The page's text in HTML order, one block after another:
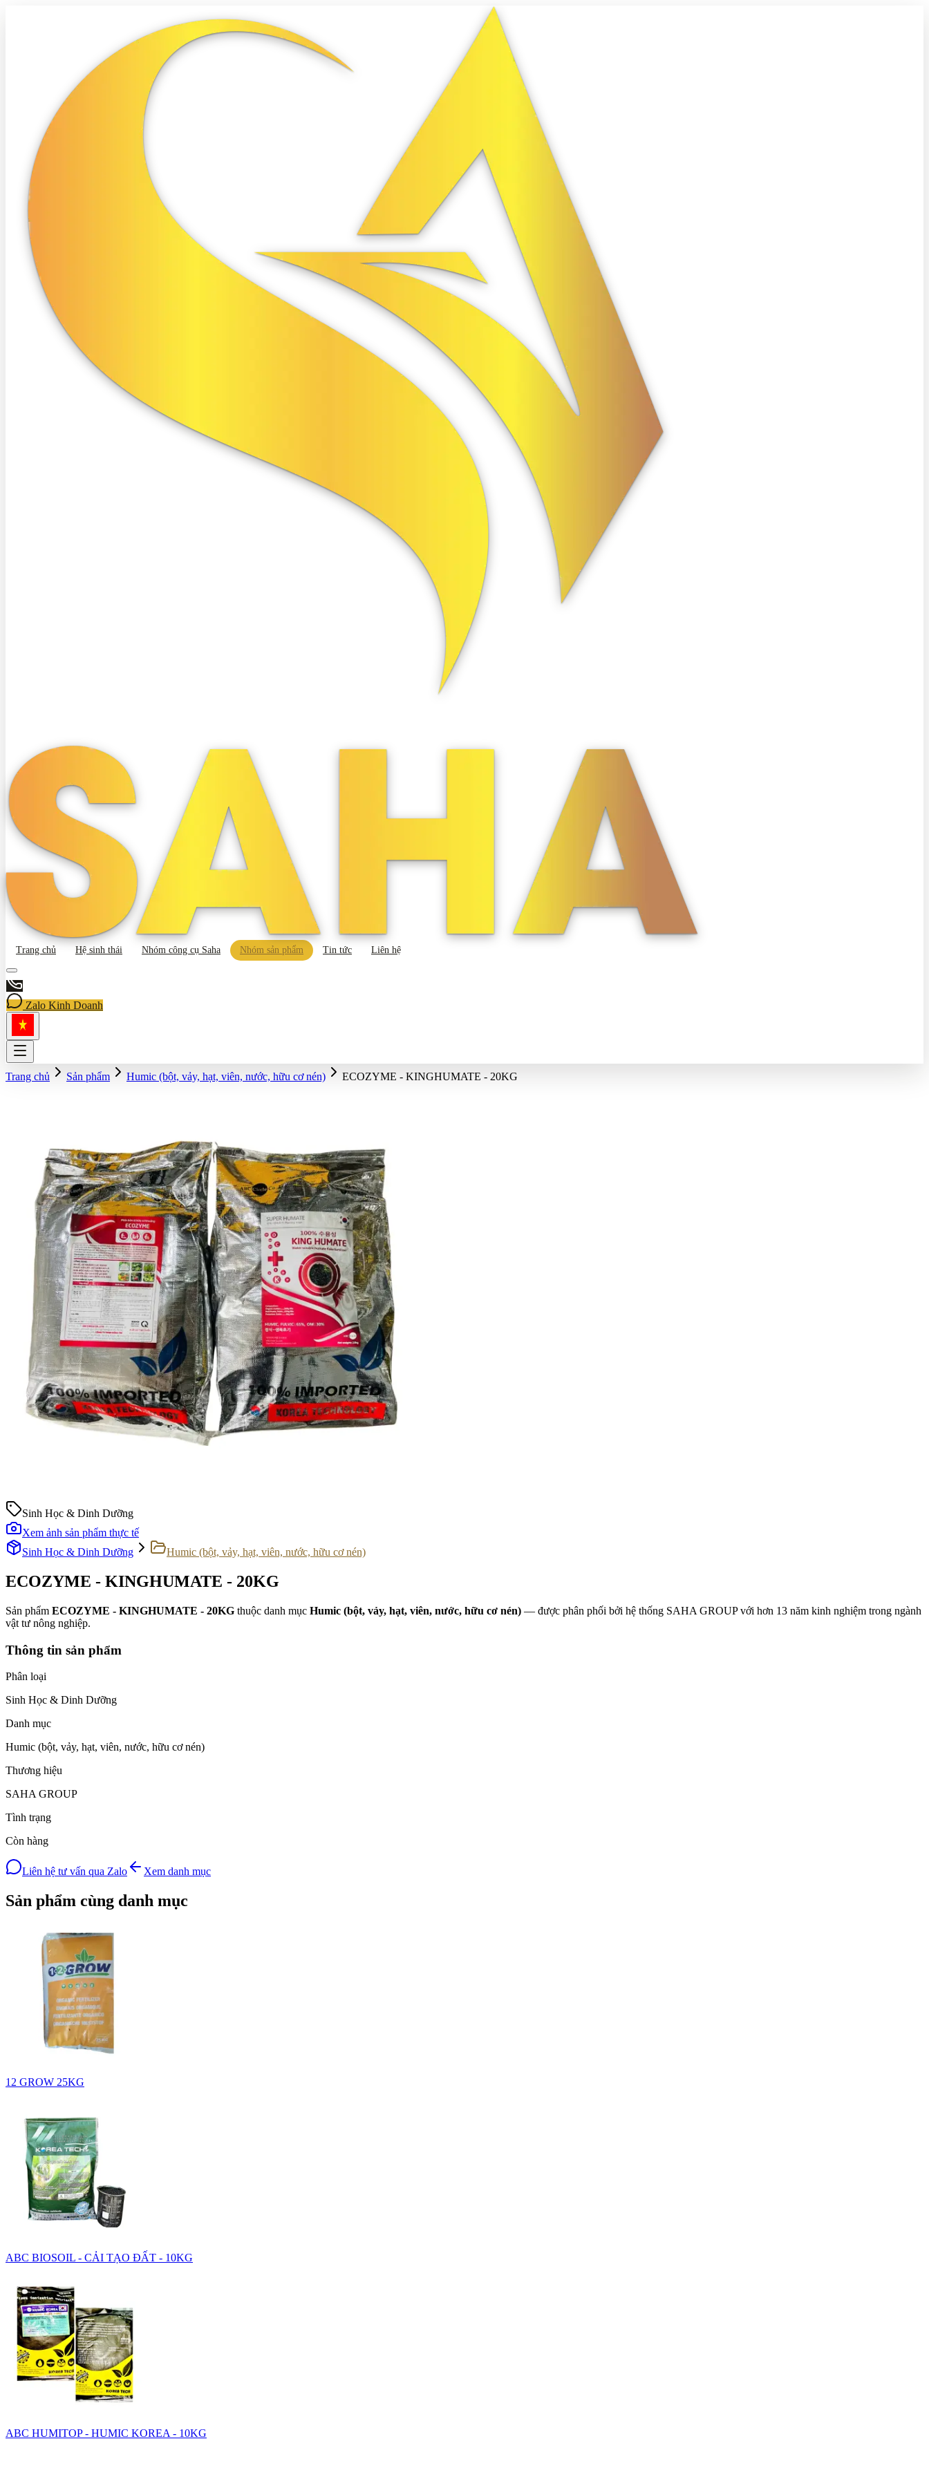
Trang chủ Hệ sinh thái Nhóm công cụ Saha Nhóm sản phẩm Tin tức Liên hệ
Zalo Kinh Doanh
Trang chủ Sản phẩm Humic (bột, vảy, hạt, viên, nước, hữu cơ nén) ECOZYME - KINGHUMATE - 20KG
Sinh Học & Dinh Dưỡng
Xem ảnh sản phẩm thực tế
Sinh Học & Dinh Dưỡng
Humic (bột, vảy, hạt, viên, nước, hữu cơ nén)
ECOZYME - KINGHUMATE - 20KG
Sản phẩm ECOZYME - KINGHUMATE - 20KG thuộc danh mục Humic (bột, vảy, hạt, viên, nước, hữu cơ nén) — được phân phối bởi hệ thống SAHA GROUP với hơn 13 năm kinh nghiệm trong ngành
vật tư nông nghiệp.
Thông tin sản phẩm
Phân loại
Sinh Học & Dinh Dưỡng
Danh mục
Humic (bột, vảy, hạt, viên, nước, hữu cơ nén)
Thương hiệu
SAHA GROUP
Tình trạng
Còn hàng
Liên hệ tư vấn qua Zalo Xem danh mục
Sản phẩm cùng danh mục
12 GROW 25KG
ABC BIOSOIL - CẢI TẠO ĐẤT - 10KG
ABC HUMITOP - HUMIC KOREA - 10KG